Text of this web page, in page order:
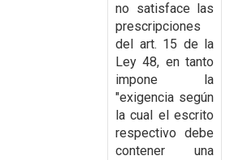
no satisface las
prescripciones
del art. 15 de la
Ley 48, en tanto
impone la
"exigencia según
la cual el escrito
respectivo debe
contener una